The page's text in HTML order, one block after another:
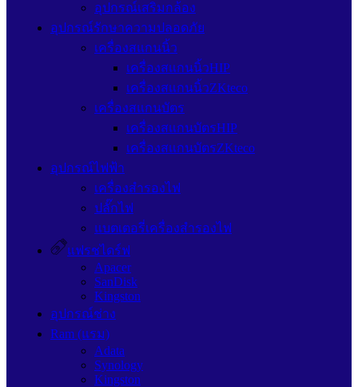
อุปกรณ์เสริมกล้อง
อุปกรณ์รักษาความปลอดภัย
เครื่องสแกนนิ้ว
เครื่องสแกนนิ้วHIP
เครื่องสแกนนิ้วZKteco
เครื่องสแกนบัตร
เครื่องสแกนบัตรHIP
เครื่องสแกนบัตรZKteco
อุปกรณ์ไฟฟ้า
เครื่องสำรองไฟ
ปลั๊กไฟ
แบตเตอรี่เครื่องสำรองไฟ
แฟรชไดร์ฟ
Apacer
SanDisk
Kingston
อุปกรณ์ช่าง
Ram (แรม)
Adata
Synology
Kingston